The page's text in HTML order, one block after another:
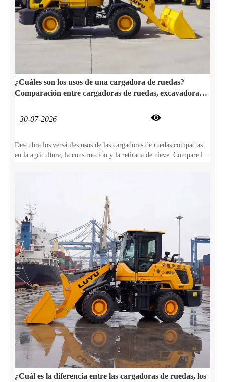
¿Cuáles son los usos de una cargadora de ruedas?
Comparación entre cargadoras de ruedas, excavadoras y
30-07-2026

Descubra los versátiles usos de las cargadoras de ruedas compactas
en la agricultura, la construcción y la retirada de nieve. Compare las
¿Cuál es la diferencia entre las cargadoras de ruedas, los